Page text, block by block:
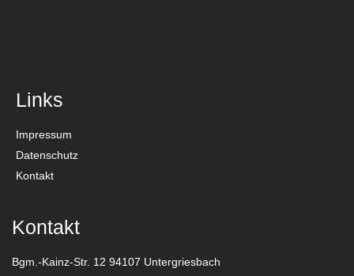
Links
Impressum
Datenschutz
Kontakt
Kontakt
Bgm.-Kainz-Str. 12 94107 Untergriesbach